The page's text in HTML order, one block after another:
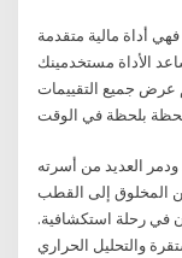
أداة مالية متقدمة
الأداة مستخدمينك
عرض جميع التقييمات
بلحظة في الوقت
العديد من أسرته
المخلوق إلى القطب
في رحلة استكشافية.
والتحليل الحراري